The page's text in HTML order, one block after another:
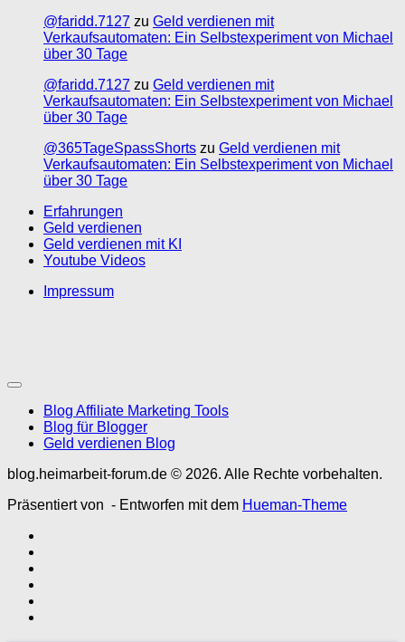
@faridd.7127 zu Geld verdienen mit
Verkaufsautomaten: Ein Selbstexperiment von Michael
über 30 Tage
@faridd.7127 zu Geld verdienen mit
Verkaufsautomaten: Ein Selbstexperiment von Michael
über 30 Tage
@365TageSpassShorts zu Geld verdienen mit
Verkaufsautomaten: Ein Selbstexperiment von Michael
über 30 Tage
Erfahrungen
Geld verdienen
Geld verdienen mit KI
Youtube Videos
Impressum
Blog Affiliate Marketing Tools
Blog für Blogger
Geld verdienen Blog
blog.heimarbeit-forum.de © 2026. Alle Rechte vorbehalten.
Präsentiert von - Entworfen mit dem Hueman-Theme